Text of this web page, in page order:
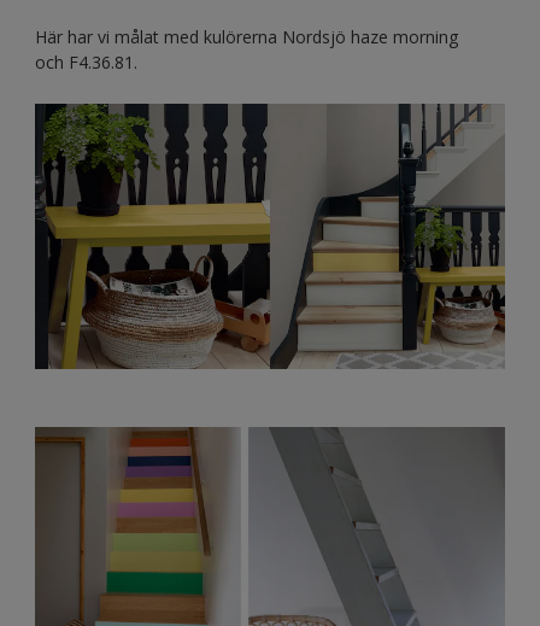
Här har vi målat med kulörerna Nordsjö haze morning
och F4.36.81.